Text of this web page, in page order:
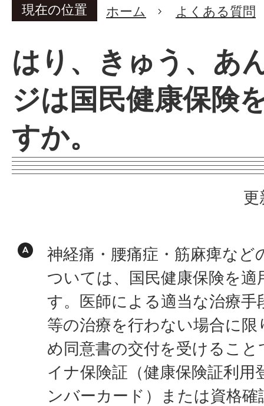
現在の位置 ホーム よくある質問
はり、きゅう、あ
ジは国民健康保険
すか。
更
神経痛・腰痛症・筋麻痺など
ついては、国民健康保険を
す。医師による適当な治療
等の治療を行わない場合に
め同意書の交付を受けるこ
イナ保険証（健康保険証利
ンバーカード）または資格